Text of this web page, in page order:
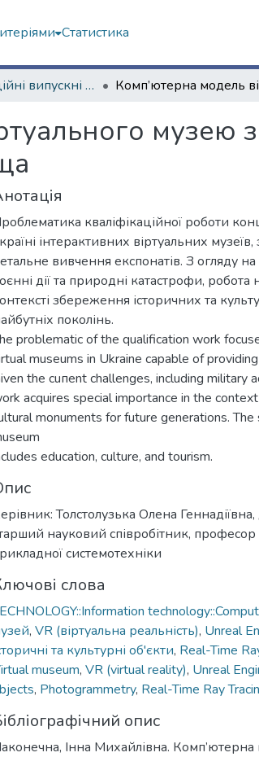
Статистика
Кваліфікаційні випускні роботи магістрів. Навчально-науковий інститут комп'ютерних наук та штучного інтелекту
музею
кваліфікаційної роботи
інтерактивних віртуальних
вивчення експонатів. З огляду
дії та природні катастрофи, робота
збереження історичних та
поколінь.
problematic of the qualification work
museums in Ukraine capable of
the cuпent challenges, including military
acquires special importance in the
monuments for future generations.
education, culture, and tourism.
Толстолузька Олена
науковий співробітник,
системотехніки
слова
, VR (віртуальна реальність), Unreal
та культурні об'єкти, Real-Time
museum, VR (virtual reality), Unreal
, Photogrammetry, Real-Time Ray
опис
Інна Михайлівна.